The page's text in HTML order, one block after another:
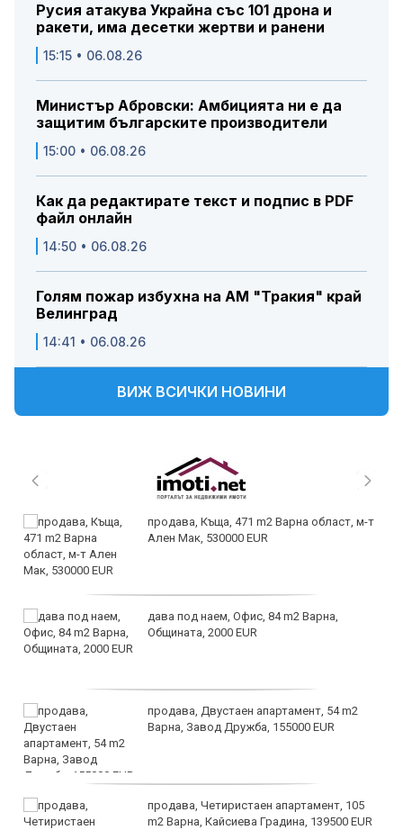
Русия атакува Украйна със 101 дрона и
ракети, има десетки жертви и ранени
15:15 • 06.08.26
Министър Абровски: Амбицията ни е да
защитим българските производители
15:00 • 06.08.26
Как да редактирате текст и подпис в PDF
файл онлайн
14:50 • 06.08.26
Голям пожар избухна на АМ "Тракия" край
Велинград
14:41 • 06.08.26
ВИЖ ВСИЧКИ НОВИНИ
продава, Къща, 471 m2 Варна област, м-т
Ален Мак, 530000 EUR
дава под наем, Офис, 84 m2 Варна,
Общината, 2000 EUR
продава, Двустаен апартамент, 54 m2
Варна, Завод Дружба, 155000 EUR
продава, Четиристаен апартамент, 105
m2 Варна, Кайсиева Градина, 139500 EUR